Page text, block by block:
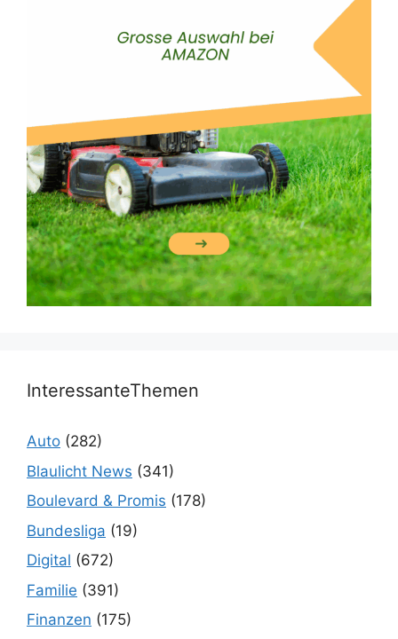
InteressanteThemen
Auto (282)
Blaulicht News (341)
Boulevard & Promis (178)
Bundesliga (19)
Digital (672)
Familie (391)
Finanzen (175)